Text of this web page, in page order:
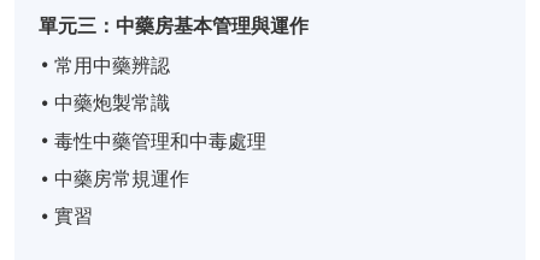
單元三：中藥房基本管理與運作
常用中藥辨認
中藥炮製常識
毒性中藥管理和中毒處理
中藥房常規運作
實習